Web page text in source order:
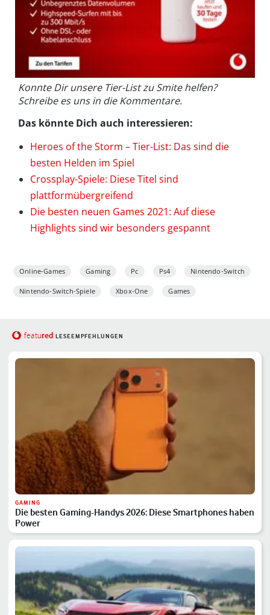
Konnte Dir unsere Tier-List zu Smite helfen?
Schreibe es uns in die Kommentare.
Das könnte Dich auch interessieren:
Heroes of the Storm – Tier-List: Das sind die
besten Helden im Spiel
Crossplay-Spiele: Diese Titel sind
plattformübergreifend
Die besten neuen Games 2021: Auf diese
Highlights sind wir besonders gespannt
Online-Games Gaming Pc Ps4 Nintendo-Switch
Nintendo-Switch-Spiele Xbox-One Games
featured LESEEMPFEHLUNGEN
GAMING
Die besten Gaming-Handys 2026: Diese Smartphones haben
Power